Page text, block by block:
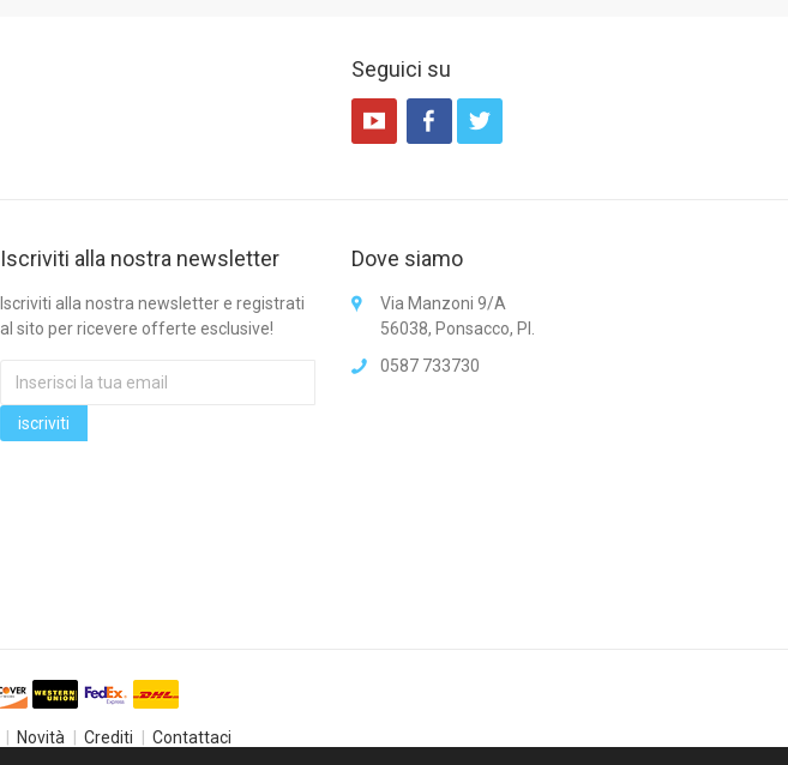
Seguici su
Iscriviti alla nostra newsletter
Iscriviti alla nostra newsletter e registrati
al sito per ricevere offerte esclusive!
Dove siamo
Via Manzoni 9/A
56038, Ponsacco, PI.
0587 733730
Novità Crediti Contattaci